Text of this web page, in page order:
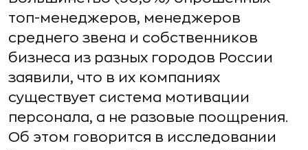
топ-менеджеров, менеджеров
среднего звена и собственников
бизнеса из разных городов России
заявили, что в их компаниях
существует система мотивации
персонала, а не разовые поощрения.
Об этом говорится в исследовании